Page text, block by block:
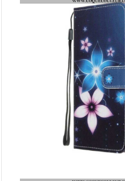
FLIP COVER SAMSUNG GALAXY M21 TEXTURÉE